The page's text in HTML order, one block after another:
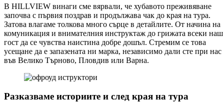
В HILLVIEW винаги сме вярвали, че хубавото преживяване
започва с първия поздрав и продължава чак до края на тура.
Затова влагаме толкова много сърце в детайлите. От начина на
комуникация и внимателния инструктаж до грижата всеки наш
гост да се чувства наистина добре дошъл. Стремим се това
усещане да е запазената ни марка, независимо дали сте при нас
във Велико Търново, Пловдив или Варна.
Разказваме историите и след края на тура